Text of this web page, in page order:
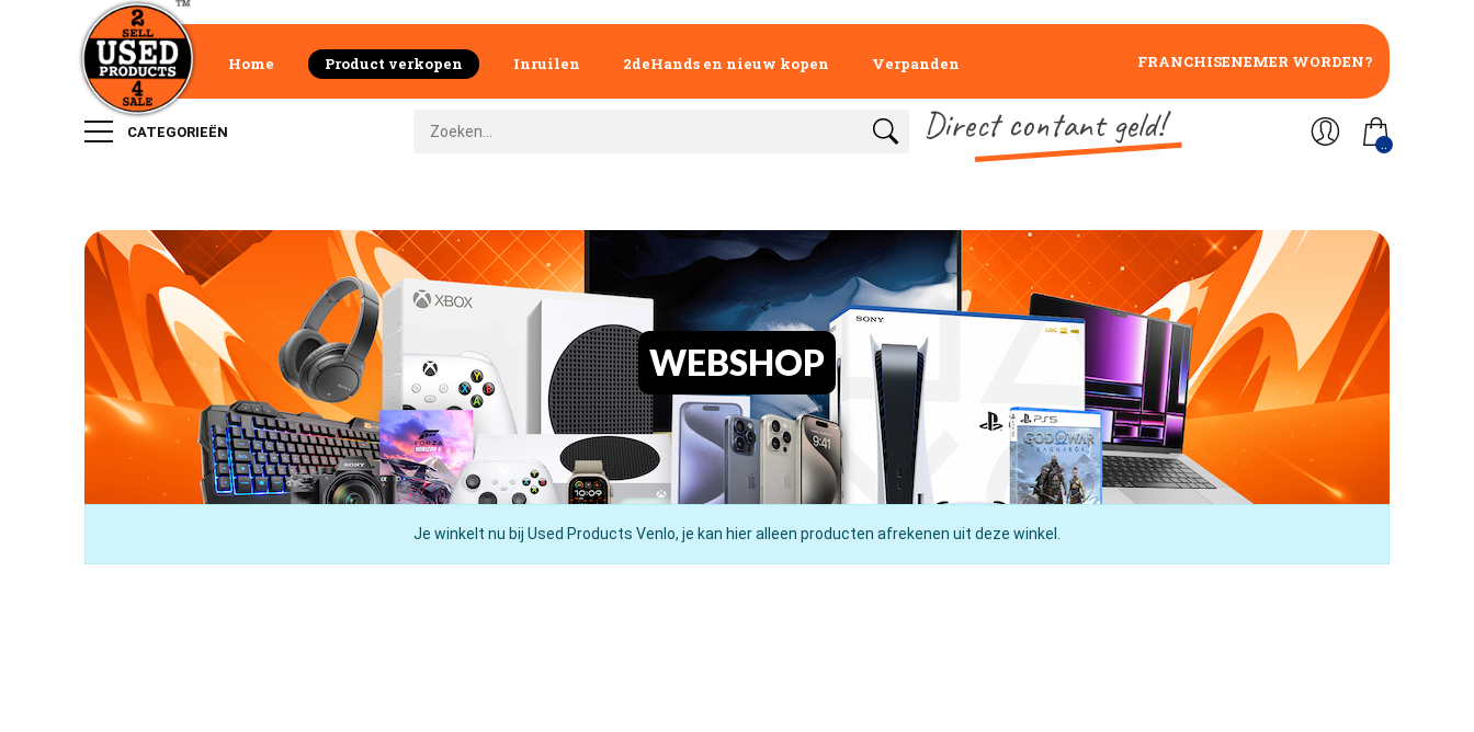
Home Product verkopen Inruilen 2deHands en nieuw kopen Verpanden FRANCHISENEMER WORDEN?
CATEGORIEËN Direct contant geld! ..
WEBSHOP
Je winkelt nu bij Used Products Venlo, je kan hier alleen producten afrekenen uit deze winkel.